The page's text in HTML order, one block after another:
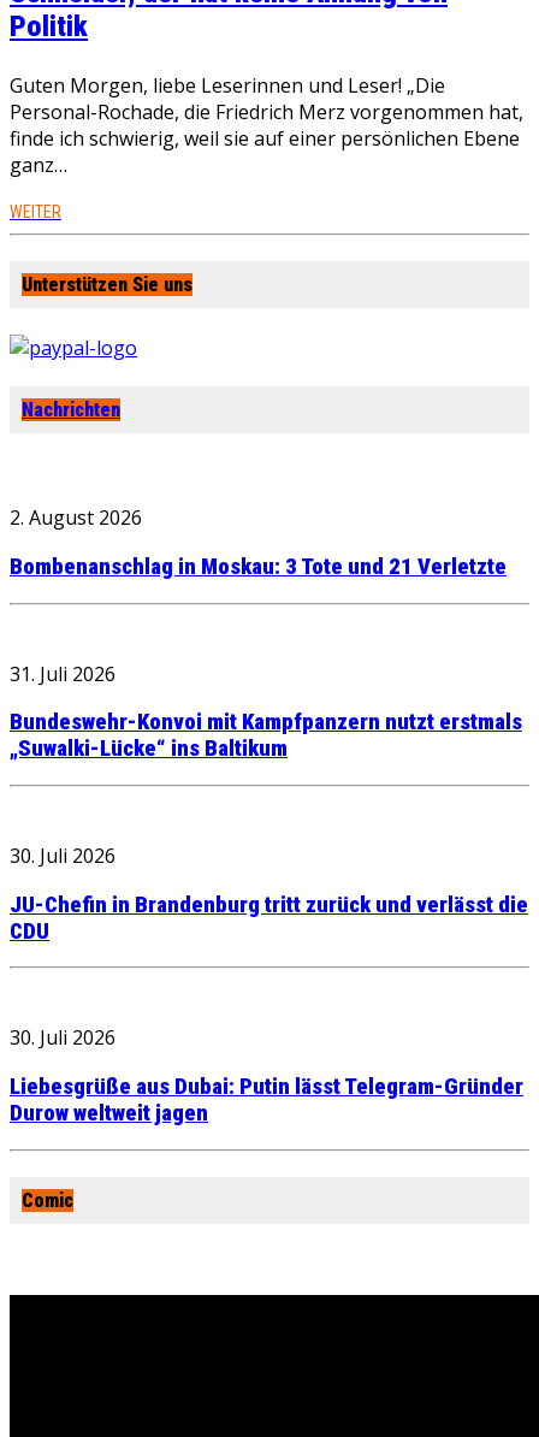
Politik
Guten Morgen, liebe Leserinnen und Leser! „Die
Personal-Rochade, die Friedrich Merz vorgenommen hat,
finde ich schwierig, weil sie auf einer persönlichen Ebene
ganz…
WEITER
Unterstützen Sie uns
Nachrichten
2. August 2026
Bombenanschlag in Moskau: 3 Tote und 21 Verletzte
31. Juli 2026
Bundeswehr-Konvoi mit Kampfpanzern nutzt erstmals
„Suwalki-Lücke“ ins Baltikum
30. Juli 2026
JU-Chefin in Brandenburg tritt zurück und verlässt die
CDU
30. Juli 2026
Liebesgrüße aus Dubai: Putin lässt Telegram-Gründer
Durow weltweit jagen
Comic